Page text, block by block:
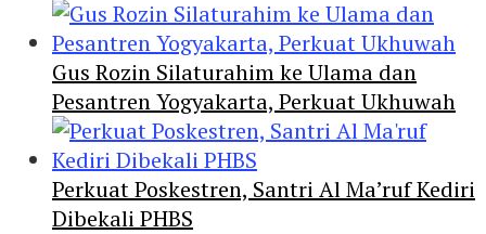
Gus Rozin Silaturahim ke Ulama dan
Pesantren Yogyakarta, Perkuat Ukhuwah
Perkuat Poskestren, Santri Al Ma’ruf Kediri
Dibekali PHBS